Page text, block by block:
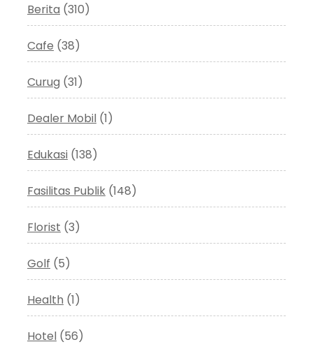
Berita (310)
Cafe (38)
Curug (31)
Dealer Mobil (1)
Edukasi (138)
Fasilitas Publik (148)
Florist (3)
Golf (5)
Health (1)
Hotel (56)